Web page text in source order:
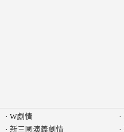
· W劇情
· 新三國演義劇情
·
·